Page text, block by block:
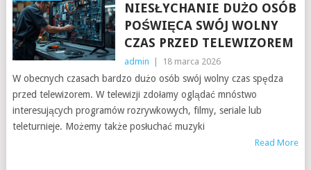
NIESŁYCHANIE DUŻO OSÓB
POŚWIĘCA SWÓJ WOLNY
CZAS PRZED TELEWIZOREM
admin 18 marca 2026
W obecnych czasach bardzo dużo osób swój wolny czas spędza
przed telewizorem. W telewizji zdołamy oglądać mnóstwo
interesujących programów rozrywkowych, filmy, seriale lub
teleturnieje. Możemy także posłuchać muzyki
Read More